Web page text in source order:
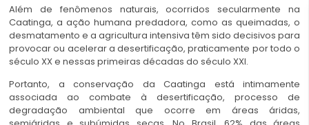
Além de fenômenos naturais, ocorridos secularmente na
Caatinga, a ação humana predadora, como as queimadas, o
desmatamento e a agricultura intensiva têm sido decisivos para
provocar ou acelerar a desertificação, praticamente por todo o
século XX e nessas primeiras décadas do século XXI.
Portanto, a conservação da Caatinga está intimamente
associada ao combate à desertificação, processo de
degradação ambiental que ocorre em áreas áridas,